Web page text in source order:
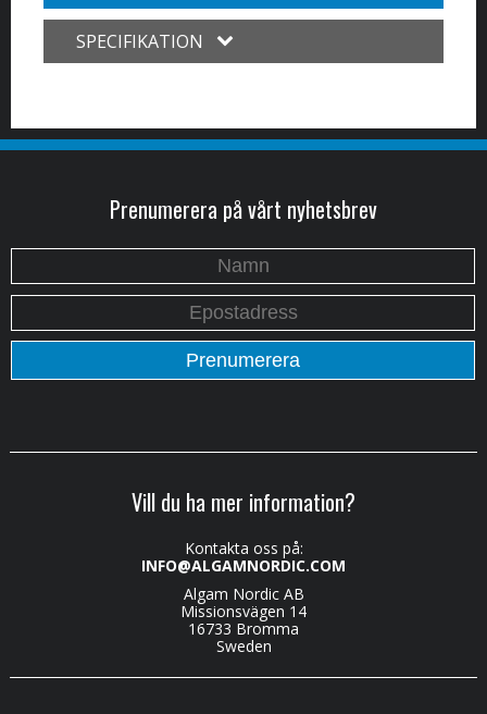
SPECIFIKATION
Prenumerera på vårt nyhetsbrev
Vill du ha mer information?
Kontakta oss på:
INFO@ALGAMNORDIC.COM
Algam Nordic AB
Missionsvägen 14
16733 Bromma
Sweden